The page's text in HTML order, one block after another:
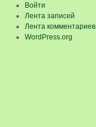
Войти
Лента записей
Лента комментариев
WordPress.org